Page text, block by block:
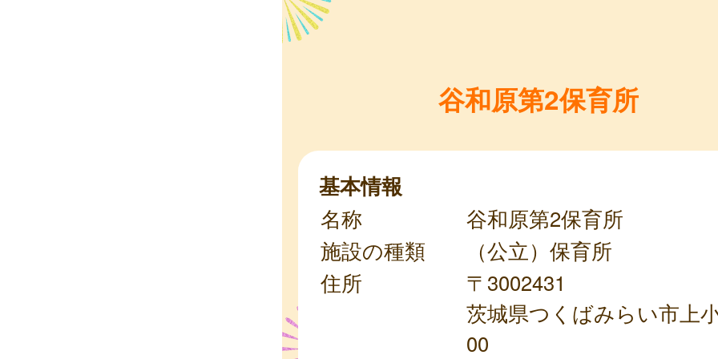
谷和原第2保育所
基本情報
名称
谷和原第2保育所
施設の種類
（公立）保育所
住所
〒3002431
茨城県つくばみらい市上
00